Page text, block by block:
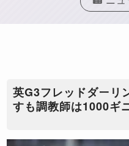
英G3フレッドダーリ
すも調教師は1000ギ